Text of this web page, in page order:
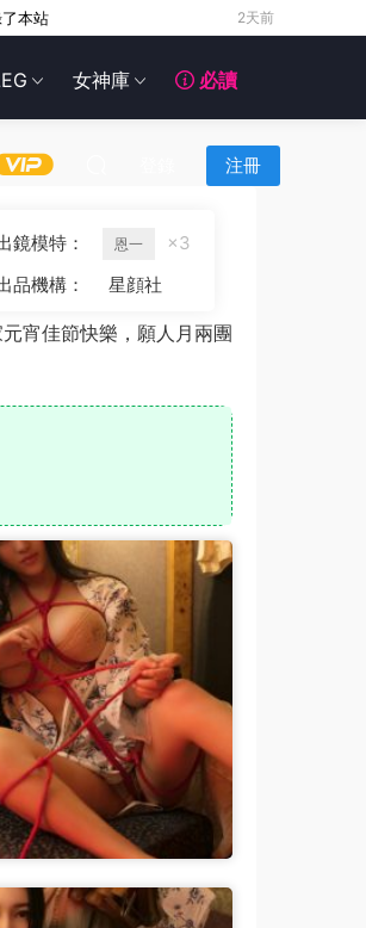
女神庫 必讀
注冊
本站 2天前
2天前
2天前
本站
鏡模特： 恩一
×3
品機構：
星顔社
宵佳節快樂，願人月兩團